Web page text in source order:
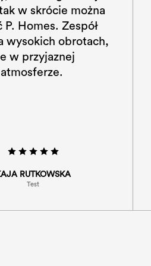
naprawdę super!
sufitowi
w salonie
przeszkolnym
naprawdę jest
TESTOWY
Test